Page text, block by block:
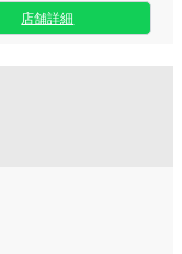
厚い信頼をいただい
だしい日常の喧騒
く、あなただけの
ます。 ※当店は健
なサービスは一切ご
店舗詳細